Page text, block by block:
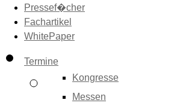
Pressef�cher
Fachartikel
WhitePaper
Termine
Kongresse
Messen